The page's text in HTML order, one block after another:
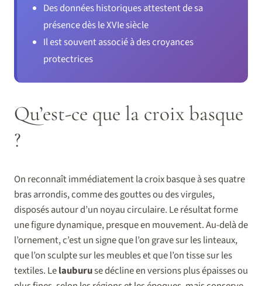
Des données historiques attestent de sa
présence dès le XVIe siècle
Il est souvent associé à des croyances
protectrices
Qu’est-ce que la croix basque
?
On reconnaît immédiatement la croix basque à ses quatre
bras arrondis, comme des gouttes ou des virgules,
disposés autour d’un noyau circulaire. Le résultat forme
une figure dynamique, presque en mouvement. Au-delà de
l’ornement, c’est un signe que l’on grave sur les linteaux,
que l’on sculpte sur les meubles et que l’on tisse sur les
textiles. Lelauburuse décline en versions plus épaisses ou